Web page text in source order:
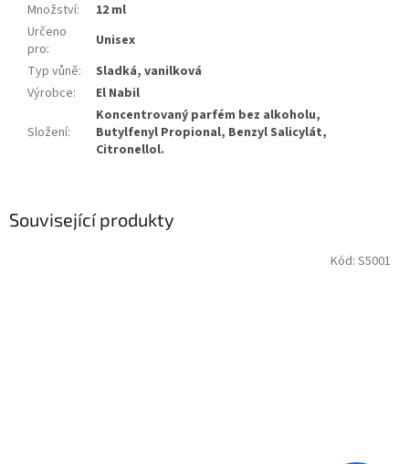
Související produkty
Kód: S5001
Množství:
12 ml
Určeno
pro:
Unisex
Typ vůně:
Sladká, vanilková
Výrobce: El Nabil
Složení:
Koncentrovaný parfém bez alkoholu,
Butylfenyl Propional, Benzyl Salicylát,
Citronellol.